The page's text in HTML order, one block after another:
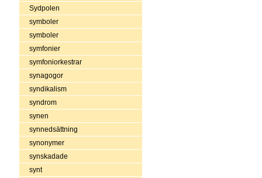
Sydpolen
symboler
symboler
symfonier
symfoniorkestrar
synagogor
syndikalism
syndrom
synen
synnedsättning
synonymer
synskadade
synt